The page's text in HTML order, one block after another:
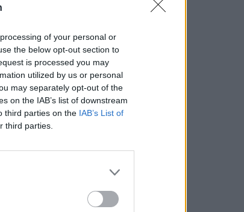
of your personal or
the below opt-out section to
is processed you may
utilized by us or personal
may separately opt-out of the
on the IAB’s list of downstream
third parties on the IAB’s List of
third parties.